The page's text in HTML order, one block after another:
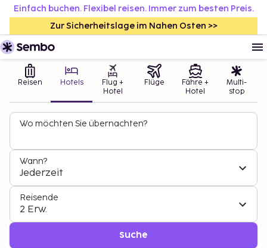
Einfach buchen. Flexibel reisen. Immer zum besten Preis.
Zur Sicherheitslage im Nahen Osten >>
Reisen Hotels
Flug +
Hotel
Flüge
Fähre +
Hotel
Multi-
stop
Wo möchten Sie übernachten?
Wann?
Jederzeit
Reisende
2 Erw.
Suche